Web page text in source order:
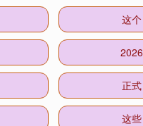
这个
2026
正式
这些